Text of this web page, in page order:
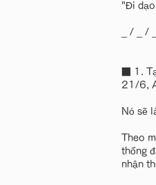
"Đi
_ / _ /
■ 1.
21/6,
Nó sẽ
Theo
thống
nhận